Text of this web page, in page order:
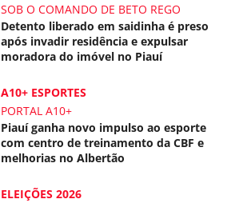
SOB O COMANDO DE BETO REGO
Detento liberado em saidinha é preso
após invadir residência e expulsar
moradora do imóvel no Piauí
A10+ ESPORTES
PORTAL A10+
Piauí ganha novo impulso ao esporte
com centro de treinamento da CBF e
melhorias no Albertão
ELEIÇÕES 2026